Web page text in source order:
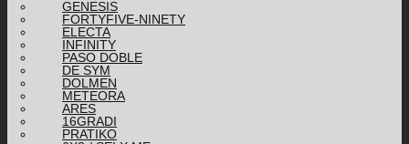
GENESIS
FORTYFIVE-NINETY
ELECTA
INFINITY
PASO DOBLE
DE SYM
DOLMEN
METEORA
ARES
16GRADI
PRATIKO